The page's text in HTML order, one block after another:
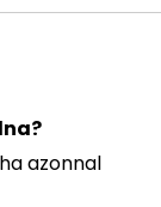
azonnal